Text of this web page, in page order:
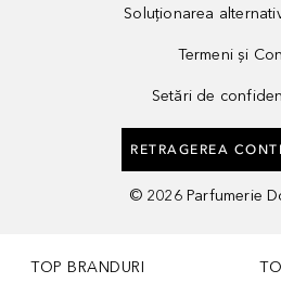
Soluționarea
Termeni și
Setări de
RETRAGEREA
© 2026 Parfumerie
TOP BRANDURI